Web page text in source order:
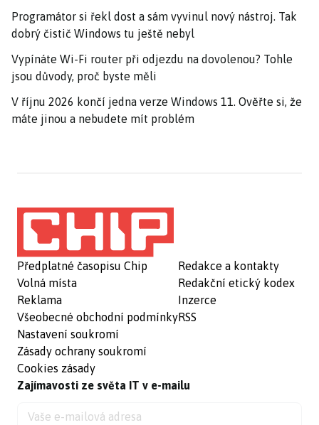
Programátor si řekl dost a sám vyvinul nový nástroj. Tak
dobrý čistič Windows tu ještě nebyl
Vypínáte Wi-Fi router při odjezdu na dovolenou? Tohle
jsou důvody, proč byste měli
V říjnu 2026 končí jedna verze Windows 11. Ověřte si, že
máte jinou a nebudete mít problém
Předplatné časopisu Chip
Volná místa
Reklama
Všeobecné obchodní podmínky
Nastavení soukromí
Zásady ochrany soukromí
Cookies zásady
Redakce a kontakty
Redakční etický kodex
Inzerce
RSS
Zajímavosti ze světa IT v e-mailu